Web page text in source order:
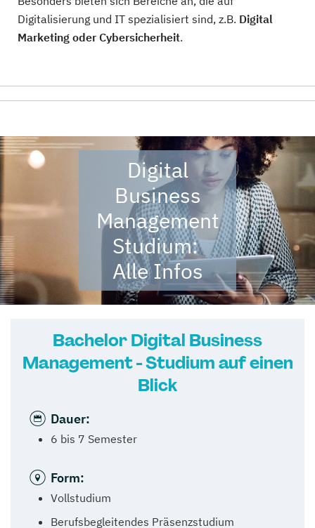
Digitalisierung und IT spezialisiert sind, z.B. Digital
Marketing oder Cybersicherheit.
Digital
Business
Management
Studium:
Alle Infos
Bachelor Digital Business
Management - Studium auf einen
Blick
Dauer:
6 bis 7 Semester
Form:
Vollstudium
Berufsbegleitendes Präsenzstudium